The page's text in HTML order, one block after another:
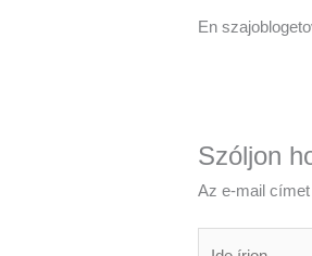
En
Szóljon
Az e-mail